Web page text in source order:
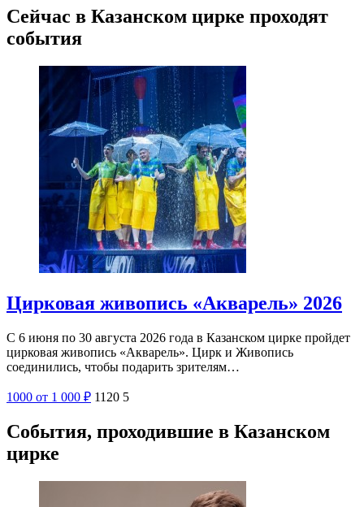
Сейчас в Казанском цирке проходят
события
Цирковая живопись «Акварель» 2026
С 6 июня по 30 августа 2026 года в Казанском цирке пройдет
цирковая живопись «Акварель». Цирк и Живопись
соединились, чтобы подарить зрителям…
1000 от 1 000 ₽ 1120 5
События, проходившие в Казанском
цирке